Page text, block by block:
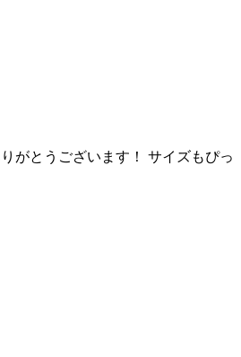
がとうございます！ サイズもぴっ